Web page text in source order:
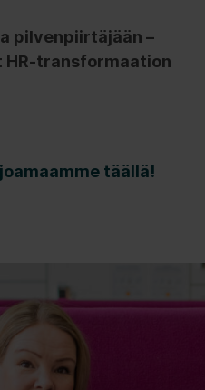
pilvenpiirtäjään –
transformaation
täällä!